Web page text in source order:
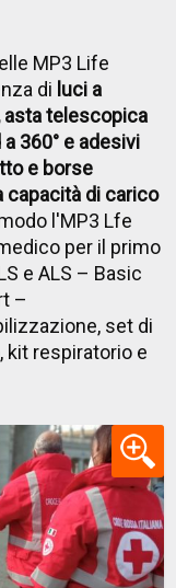
MP3 Life
di luci a
asta telescopica
360° e adesivi
e borse
capacità di carico
l'MP3 Lfe
per il primo
e ALS – Basic
–
set di
kit respiratorio e